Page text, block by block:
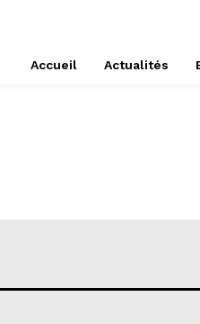
Accueil Actualités